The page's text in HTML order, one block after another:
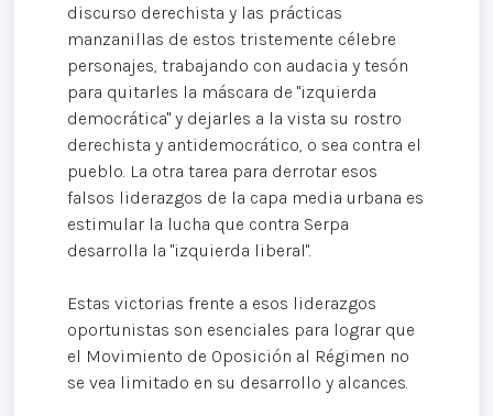
discurso derechista y las prácticas
manzanillas de estos tristemente célebre
personajes, trabajando con audacia y tesón
para quitarles la máscara de "izquierda
democrática" y dejarles a la vista su rostro
derechista y antidemocrático, o sea contra el
pueblo. La otra tarea para derrotar esos
falsos liderazgos de la capa media urbana es
estimular la lucha que contra Serpa
desarrolla la "izquierda liberal".
Estas victorias frente a esos liderazgos
oportunistas son esenciales para lograr que
el Movimiento de Oposición al Régimen no
se vea limitado en su desarrollo y alcances.